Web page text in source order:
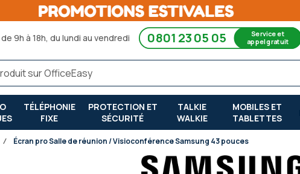
9h à 18h, du lundi au vendredi 0801 23 05 05 Service et
appel gratuit
TÉLÉPHONIE
FIXE
PROTECTION ET
SÉCURITÉ
TALKIE
WALKIE
MOBILES ET
TABLETTES
Écran pro Salle de réunion / Visioconférence Samsung 43 pouces